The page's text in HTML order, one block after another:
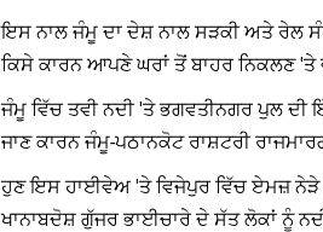
ਇਸ ਨਾਲ ਜੰਮੂ ਦਾ ਦੇਸ਼ ਨਾਲ ਸੜਕੀ ਅਤੇ ਰੇਲ
ਕਿਸੇ ਕਾਰਨ ਆਪਣੇ ਘਰਾਂ ਤੋਂ ਬਾਹਰ ਨਿਕਲਣ 'ਤੇ
ਜੰਮੂ ਵਿੱਚ ਤਵੀ ਨਦੀ 'ਤੇ ਭਗਵਤੀਨਗਰ ਪੁਲ
ਜਾਣ ਕਾਰਨ ਜੰਮੂ-ਪਠਾਨਕੋਟ ਰਾਸ਼ਟਰੀ
ਹੁਣ ਇਸ ਹਾਈਵੇਅ 'ਤੇ ਵਿਜੇਪੁਰ ਵਿੱਚ ਏਮਜ਼ ਨੇੜੇ
ਖਾਨਾਬਦੋਸ਼ ਗੁੱਜਰ ਭਾਈਚਾਰੇ ਦੇ ਸੱਤ ਲੋਕਾਂ ਨੂੰ